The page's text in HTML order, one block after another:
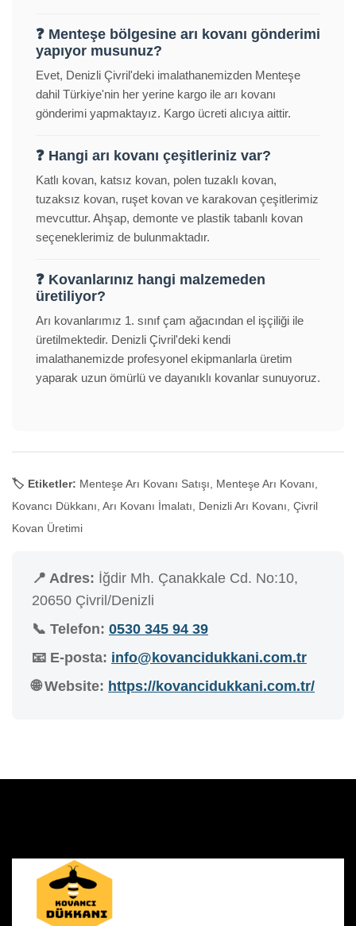
❓ Menteşe bölgesine arı kovanı gönderimi
yapıyor musunuz?
Evet, Denizli Çivril'deki imalathanemizden Menteşe
dahil Türkiye'nin her yerine kargo ile arı kovanı
gönderimi yapmaktayız. Kargo ücreti alıcıya aittir.
❓ Hangi arı kovanı çeşitleriniz var?
Katlı kovan, katsız kovan, polen tuzaklı kovan,
tuzaksız kovan, ruşet kovan ve karakovan çeşitlerimiz
mevcuttur. Ahşap, demonte ve plastik tabanlı kovan
seçeneklerimiz de bulunmaktadır.
❓ Kovanlarınız hangi malzemeden
üretiliyor?
Arı kovanlarımız 1. sınıf çam ağacından el işçiliği ile
üretilmektedir. Denizli Çivril'deki kendi
imalathanemizde profesyonel ekipmanlarla üretim
yaparak uzun ömürlü ve dayanıklı kovanlar sunuyoruz.
🏷️ Etiketler: Menteşe Arı Kovanı Satışı, Menteşe Arı Kovanı,
Kovancı Dükkanı, Arı Kovanı İmalatı, Denizli Arı Kovanı, Çivril
Kovan Üretimi
📍 Adres: İğdir Mh. Çanakkale Cd. No:10,
20650 Çivril/Denizli
📞 Telefon: 0530 345 94 39
📧 E-posta: info@kovancidukkani.com.tr
🌐 Website: https://kovancidukkani.com.tr/